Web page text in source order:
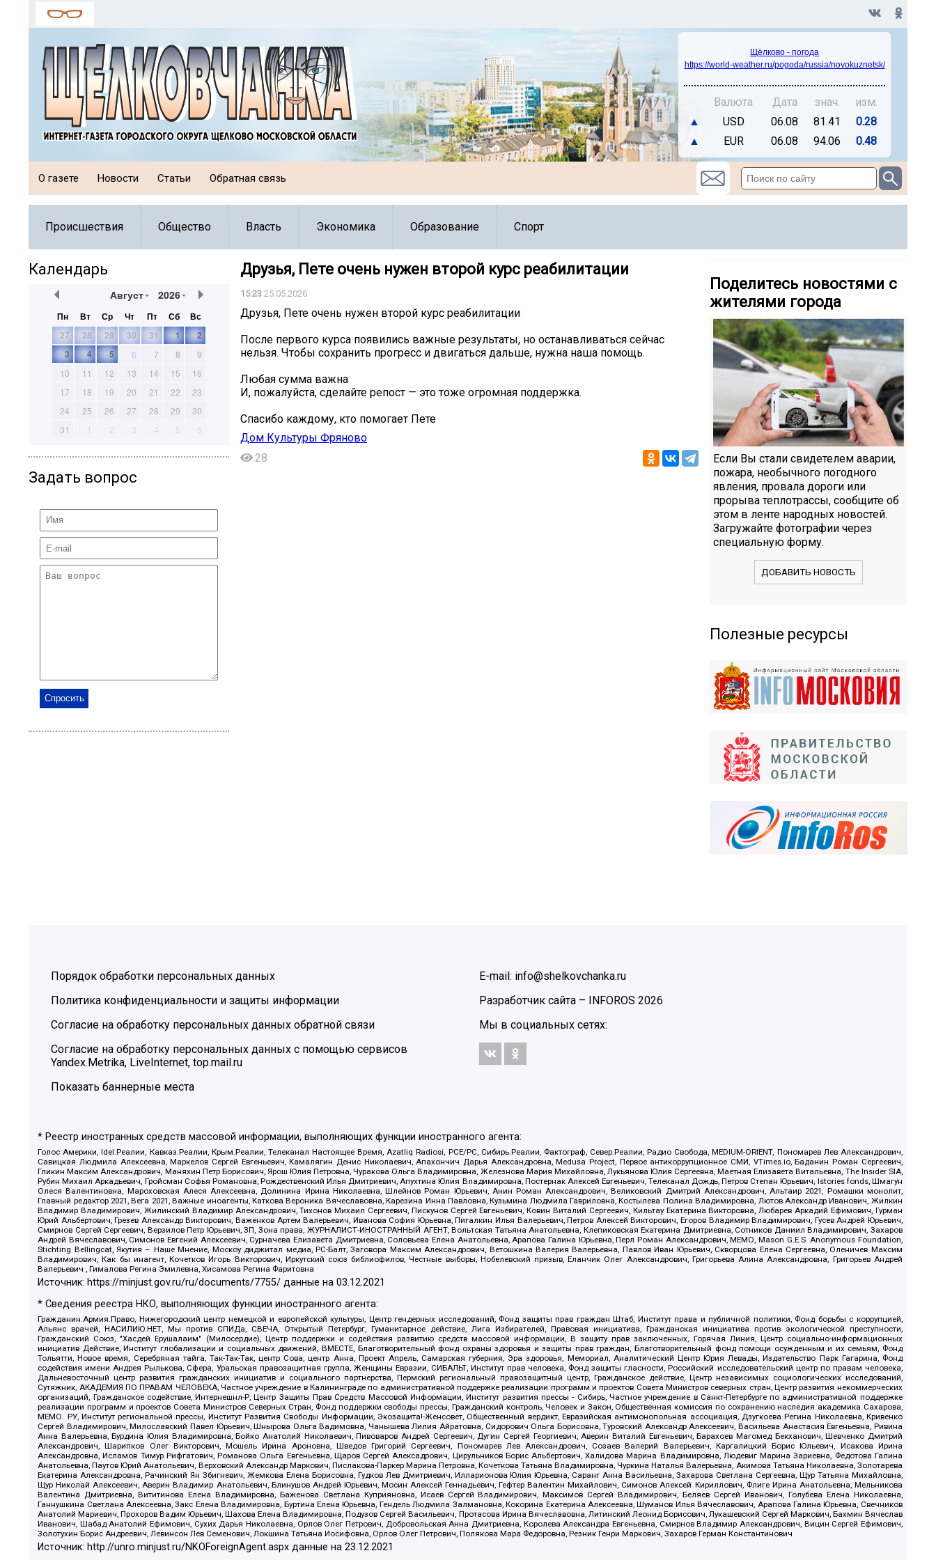
Щёлково - погода
https://world-weather.ru/pogoda/russia/novokuznetsk/
Валюта Дата знач.
изм.
▲
USD 06.08 81.41
0.28
▲
EUR 06.08 94.06 0.48
О газете Новости Статьи Обратная связь
Происшествия Общество Власть Экономика Образование Спорт
Календарь
Август 2026
Пн Вт Ср Чт Пт Сб
Вс
27
28 29 30 31 1
2
3
4 5 6 7 8
9
10
11 12 13 14 15
16
17
18 19 20 21 22
23
24
25 26 27 28 29
30
31
1 2 3 4 5 6
Задать вопрос
Друзья, Пете очень нужен второй курс реабилитации
15:23 25.05.2026
Друзья, Пете очень нужен второй курс реабилитации
После первого курса появились важные результаты, но останавливаться сейчас
нельзя. Чтобы сохранить прогресс и двигаться дальше, нужна наша помощь.
Любая сумма важна ️
И, пожалуйста, сделайте репост — это тоже огромная поддержка.
Спасибо каждому, кто помогает Пете
Дом Культуры Фряново
28
Поделитесь новостями с
жителями города
Если Вы стали свидетелем аварии,
пожара, необычного погодного
явления, провала дороги или
прорыва теплотрассы, сообщите об
этом в ленте народных новостей.
Загружайте фотографии через
специальную форму.
ДОБАВИТЬ НОВОСТЬ
Полезные ресурсы
Порядок обработки персональных данных
Политика конфиденциальности и защиты информации
Согласие на обработку персональных данных обратной связи
Согласие на обработку персональных данных с помощью сервисов
Yandex.Metrika, LiveInternet, top.mail.ru
Показать баннерные места
E-mail: info@shelkovchanka.ru
Разработчик сайта –
INFOROS 2026
Мы в социальных сетях:
* Реестр иностранных средств массовой информации, выполняющих функции иностранного агента:
Голос Америки, Idel.Реалии, Кавказ.Реалии, Крым.Реалии, Телеканал Настоящее Время, Azatliq Radiosi, PCE/PC, Сибирь.Реалии, Фактограф, Север.Реалии, Радио Свобода, MEDIUM-ORIENT, Пономарев Лев Александрович,
Савицкая Людмила Алексеевна, Маркелов Сергей Евгеньевич, Камалягин Денис Николаевич, Апахончич Дарья Александровна, Medusa Project, Первое антикоррупционное СМИ, VTimes.io, Баданин Роман Сергеевич,
Гликин Максим Александрович, Маняхин Петр Борисович, Ярош Юлия Петровна, Чуракова Ольга Владимировна, Железнова Мария Михайловна, Лукьянова Юлия Сергеевна, Маетная Елизавета Витальевна, The Insider SIA,
Рубин Михаил Аркадьевич, Гройсман Софья Романовна, Рождественский Илья Дмитриевич, Апухтина Юлия Владимировна, Постернак Алексей Евгеньевич, Телеканал Дождь, Петров Степан Юрьевич, Istories fonds, Шмагун
Олеся Валентиновна, Мароховская Алеся Алексеевна, Долинина Ирина Николаевна, Шлейнов Роман Юрьевич, Анин Роман Александрович, Великовский Дмитрий Александрович, Альтаир 2021, Ромашки монолит,
Главный редактор 2021, Вега 2021, Важные иноагенты, Каткова Вероника Вячеславовна, Карезина Инна Павловна, Кузьмина Людмила Гавриловна, Костылева Полина Владимировна, Лютов Александр Иванович, Жилкин
Владимир Владимирович, Жилинский Владимир Александрович, Тихонов Михаил Сергеевич, Пискунов Сергей Евгеньевич, Ковин Виталий Сергеевич, Кильтау Екатерина Викторовна, Любарев Аркадий Ефимович, Гурман
Юрий Альбертович, Грезев Александр Викторович, Важенков Артем Валерьевич, Иванова София Юрьевна, Пигалкин Илья Валерьевич, Петров Алексей Викторович, Егоров Владимир Владимирович, Гусев Андрей Юрьевич,
Смирнов Сергей Сергеевич, Верзилов Петр Юрьевич, ЗП, Зона права, ЖУРНАЛИСТ-ИНОСТРАННЫЙ АГЕНТ, Вольтская Татьяна Анатольевна, Клепиковская Екатерина Дмитриевна, Сотников Даниил Владимирович, Захаров
Андрей Вячеславович, Симонов Евгений Алексеевич, Сурначева Елизавета Дмитриевна, Соловьева Елена Анатольевна, Арапова Галина Юрьевна, Перл Роман Александрович, МЕМО, Mason G.E.S. Anonymous Foundation,
Stichting Bellingcat, Якутия – Наше Мнение, Москоу диджитал медиа, РС-Балт, Заговора Максим Александрович, Ветошкина Валерия Валерьевна, Павлов Иван Юрьевич, Скворцова Елена Сергеевна, Оленичев Максим
Владимирович, Как бы инагент, Кочетков Игорь Викторович, Иркутский союз библиофилов, Честные выборы, Нобелевский призыв, Еланчик Олег Александрович, Григорьева Алина Александровна, Григорьев Андрей
Валерьевич , Гималова Регина Эмилевна, Хисамова Регина Фаритовна
Источник: https://minjust.gov.ru/ru/documents/7755/ данные на03.12.2021
* Сведения реестра НКО, выполняющих функции иностранного агента:
Гражданин.Армия.Право, Нижегородский центр немецкой и европейской культуры, Центр гендерных исследований, Фонд защиты прав граждан Штаб, Институт права и публичной политики, Фонд борьбы с коррупцией,
Альянс врачей, НАСИЛИЮ.НЕТ, Мы против СПИДа, СВЕЧА, Открытый Петербург, Гуманитарное действие, Лига Избирателей, Правовая инициатива, Гражданская инициатива против экологической преступности,
Гражданский Союз, "Хасдей Ерушалаим" (Милосердие), Центр поддержки и содействия развитию средств массовой информации, В защиту прав заключенных, Горячая Линия, Центр социально-информационных
инициатив Действие, Институт глобализации и социальных движений, ВМЕСТЕ, Благотворительный фонд охраны здоровья и защиты прав граждан, Благотворительный фонд помощи осужденным и их семьям, Фонд
Тольятти, Новое время, Серебряная тайга, Так-Так-Так, центр Сова, центр Анна, Проект Апрель, Самарская губерния, Эра здоровья, Мемориал, Аналитический Центр Юрия Левады, Издательство Парк Гагарина, Фонд
содействия имени Андрея Рылькова, Сфера, Уральская правозащитная группа, Женщины Евразии, СИБАЛЬТ, Институт прав человека, Фонд защиты гласности, Российский исследовательский центр по правам человека,
Дальневосточный центр развития гражданских инициатив и социального партнерства, Пермский региональный правозащитный центр, Гражданское действие, Центр независимых социологических исследований,
Сутяжник, АКАДЕМИЯ ПО ПРАВАМ ЧЕЛОВЕКА, Частное учреждение в Калининграде по административной поддержке реализации программ и проектов Совета Министров северных стран, Центр развития некоммерческих
организаций, Гражданское содействие, Интернешнл-Р, Центр Защиты Прав Средств Массовой Информации, Институт развития прессы - Сибирь, Частное учреждение в Санкт-Петербурге по административной поддержке
реализации программ и проектов Совета Министров Северных Стран, Фонд поддержки свободы прессы, Гражданский контроль, Человек и Закон, Общественная комиссия по сохранению наследия академика Сахарова,
МЕМО. РУ, Институт региональной прессы, Институт Развития Свободы Информации, Экозащита!-Женсовет, Общественный вердикт, Евразийская антимонопольная ассоциация, Дзугкоева Регина Николаевна, Кривенко
Сергей Владимирович, Милославский Павел Юрьевич, Шнырова Ольга Вадимовна, Чанышева Лилия Айратовна, Сидорович Ольга Борисовна, Туровский Александр Алексеевич, Васильева Анастасия Евгеньевна, Ривина
Анна Валерьевна, Бурдина Юлия Владимировна, Бойко Анатолий Николаевич, Пивоваров Андрей Сергеевич, Дугин Сергей Георгиевич, Аверин Виталий Евгеньевич, Барахоев Магомед Бекханович, Шевченко Дмитрий
Александрович, Шарипков Олег Викторович, Мошель Ирина Ароновна, Шведов Григорий Сергеевич, Пономарев Лев Александрович, Созаев Валерий Валерьевич, Каргалицкий Борис Юльевич, Исакова Ирина
Александровна, Исламов Тимур Рифгатович, Романова Ольга Евгеньевна, Щаров Сергей Алексадрович, Цирульников Борис Альбертович, Халидова Марина Владимировна, Людевиг Марина Зариевна, Федотова Галина
Анатольевна, Паутов Юрий Анатольевич, Верховский Александр Маркович, Пислакова-Паркер Марина Петровна, Кочеткова Татьяна Владимировна, Чуркина Наталья Валерьевна, Акимова Татьяна Николаевна, Золотарева
Екатерина Александровна, Рачинский Ян Збигневич, Жемкова Елена Борисовна, Гудков Лев Дмитриевич, Илларионова Юлия Юрьевна, Саранг Анна Васильевна, Захарова Светлана Сергеевна, Щур Татьяна Михайловна,
Щур Николай Алексеевич, Аверин Владимир Анатольевич, Блинушов Андрей Юрьевич, Мосин Алексей Геннадьевич, Гефтер Валентин Михайлович, Симонов Алексей Кириллович, Флиге Ирина Анатольевна, Мельникова
Валентина Дмитриевна, Вититинова Елена Владимировна, Баженова Светлана Куприяновна, Исаев Сергей Владимирович, Максимов Сергей Владимирович, Беляев Сергей Иванович, Голубева Елена Николаевна,
Ганнушкина Светлана Алексеевна, Закс Елена Владимировна, Буртина Елена Юрьевна, Гендель Людмила Залмановна, Кокорина Екатерина Алексеевна, Шуманов Илья Вячеславович, Арапова Галина Юрьевна, Свечников
Анатолий Мариевич, Прохоров Вадим Юрьевич, Шахова Елена Владимировна, Подузов Сергей Васильевич, Протасова Ирина Вячеславовна, Литинский Леонид Борисович, Лукашевский Сергей Маркович, Бахмин Вячеслав
Иванович, Шабад Анатолий Ефимович, Сухих Дарья Николаевна, Орлов Олег Петрович, Добровольская Анна Дмитриевна, Королева Александра Евгеньевна, Смирнов Владимир Александрович, Вицин Сергей Ефимович,
Золотухин Борис Андреевич, Левинсон Лев Семенович, Локшина Татьяна Иосифовна, Орлов Олег Петрович, Полякова Мара Федоровна, Резник Генри Маркович, Захаров Герман Константинович
Источник: http://unro.minjust.ru/NKOForeignAgent.aspx данные на23.12.2021